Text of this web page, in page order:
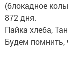
(блокадное
872 дня.
Пайка хлеба,
Будем помнить,